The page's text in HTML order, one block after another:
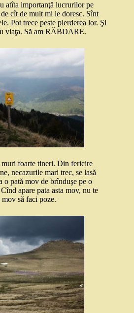
atîta importanţă lucrurilor pe
cît de mult mi le doresc. Sînt
Pot trece peste pierderea lor. Şi
viaţa. Să am RĂBDARE.
muri foarte tineri. Din fericire
necazurile mari trec, se lasă
o pată mov de brînduşe pe o
apare pata asta mov, nu te
să faci poze.